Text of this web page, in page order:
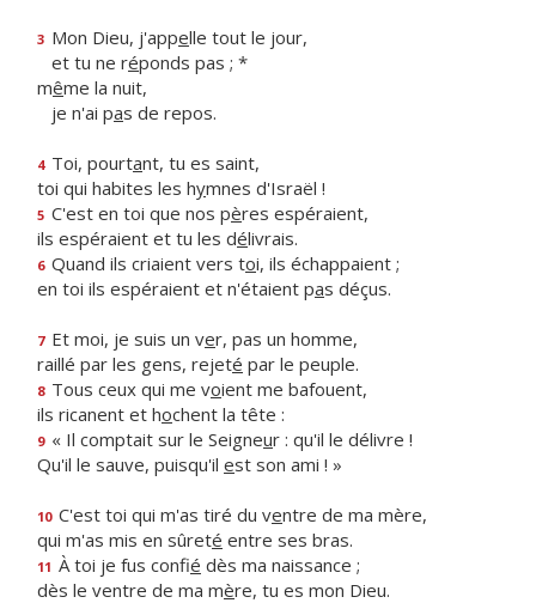
3 Mon Dieu, j'appelle tout le jour,
et tu ne réponds pas ; *
même la nuit,
je n'ai pas de repos.
4 Toi, pourtant, tu es saint,
toi qui habites les hymnes d'Israël !
5 C'est en toi que nos pères espéraient,
ils espéraient et tu les délivrais.
6 Quand ils criaient vers toi, ils échappaient ;
en toi ils espéraient et n'étaient pas déçus.
7 Et moi, je suis un ver, pas un homme,
raillé par les gens, rejeté par le peuple.
8 Tous ceux qui me voient me bafouent,
ils ricanent et hochent la tête :
9 « Il comptait sur le Seigneur : qu'il le délivre !
Qu'il le sauve, puisqu'il est son ami ! »
10 C'est toi qui m'as tiré du ventre de ma mère,
qui m'as mis en sûreté entre ses bras.
11 À toi je fus confié dès ma naissance ;
dès le ventre de ma mère, tu es mon Dieu.